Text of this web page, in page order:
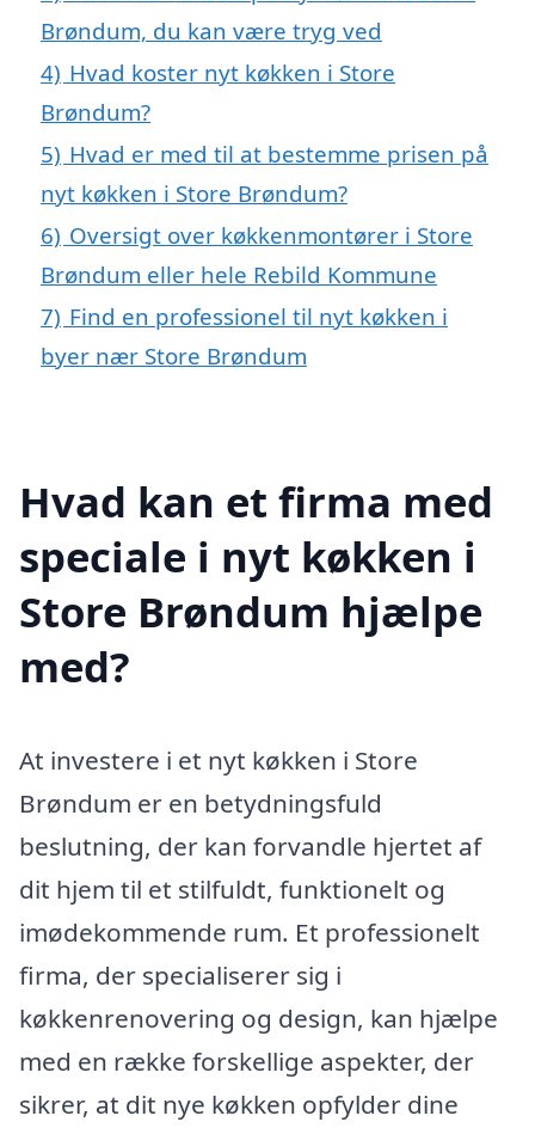
Brøndum, du kan være tryg ved
4) Hvad koster nyt køkken i Store
Brøndum?
5) Hvad er med til at bestemme prisen på
nyt køkken i Store Brøndum?
6) Oversigt over køkkenmontører i Store
Brøndum eller hele Rebild Kommune
7) Find en professionel til nyt køkken i
byer nær Store Brøndum
Hvad kan et firma med
speciale i nyt køkken i
Store Brøndum hjælpe
med?
At investere i et nyt køkken i Store
Brøndum er en betydningsfuld
beslutning, der kan forvandle hjertet af
dit hjem til et stilfuldt, funktionelt og
imødekommende rum. Et professionelt
firma, der specialiserer sig i
køkkenrenovering og design, kan hjælpe
med en række forskellige aspekter, der
sikrer, at dit nye køkken opfylder dine